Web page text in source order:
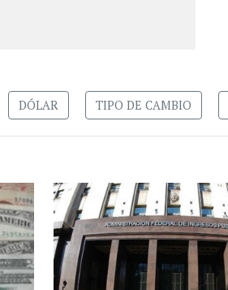
DÓLAR TIPO DE CAMBIO